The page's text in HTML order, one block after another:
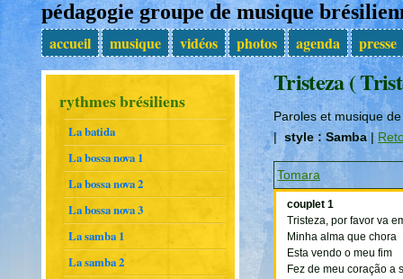
pédagogie groupe de musique
accueil musique vidéos photos agenda presse
Tristeza (
Paroles et musique
| style : Samba |
Tomara
couplet 1
Tristeza, por favor va
Minha alma que chora
Esta vendo o meu fim
Fez de meu coração a
rythmes brésiliens
La batida
La bossa nova 1
La bossa nova 2
La bossa nova 3
La samba 1
La samba 2